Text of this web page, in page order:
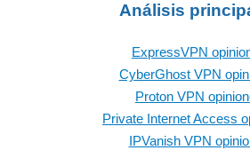
Análisis
ExpressVPN
CyberGhost VPN
Proton VPN
Private Internet Access
IPVanish VPN